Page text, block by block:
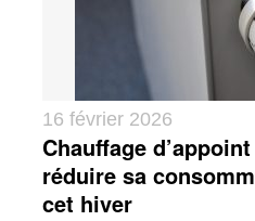
16 février 2026
Chauffage
réduire sa
cet hiver